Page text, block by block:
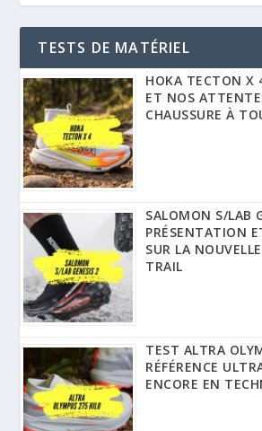
TESTS DE MATÉRIEL
HOKA TECTON X
ET NOS
CHAUSSURE À
SALOMON S/LAB
PRÉSENTATION
SUR LA
TRAIL
TEST ALTRA
RÉFÉRENCE
ENCORE EN